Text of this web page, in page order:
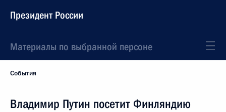
Президент России
Материалы по выбранной персоне
События
Владимир Путин посетит Финляндию